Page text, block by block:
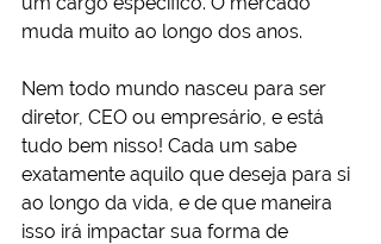
muda muito ao longo dos anos.
Nem todo mundo nasceu para ser
diretor, CEO ou empresário, e está
tudo bem nisso! Cada um sabe
exatamente aquilo que deseja para si
ao longo da vida, e de que maneira
isso irá impactar sua forma de